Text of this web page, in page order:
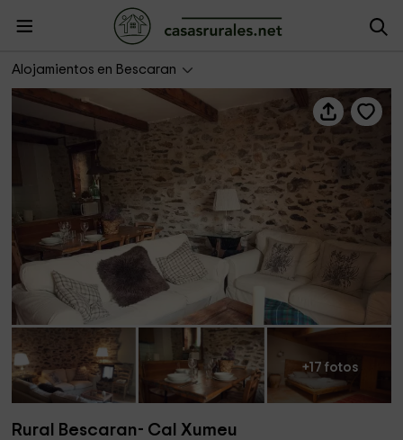
Alojamientos en Bescaran
Rural Bescaran- Cal Xumeu
+17 fotos
Rural Bescaran- Cal Xumeu